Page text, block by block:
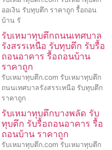
ออเงิน รับทุบตึก ราคาถูก รื้อถอน
บ้าน รั
รับเหมาทุบตึกถนนเทศบาล
รังสรรเหนือ รับทุบตึก รับรื้อ
ถอนอาคาร รื้อถอนบ้าน
ราคาถูก
รับเหมาทุบตึก.com รับเหมาทุบตึก
ถนนเทศบาลรังสรรเหนือ รับทุบตึก
ราคาถูก
รับเหมาทุบตึกบางพลัด รับ
ทุบตึก รับรื้อถอนอาคาร รื้อ
ถอนบ้าน ราคาถูก
รับเหมาทุบตึก.com รับเหมาทุบตึก